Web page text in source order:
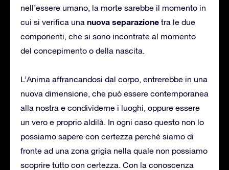
nell’essere umano, la morte sarebbe il momento in
cui si verifica una nuova separazione tra le due
componenti, che si sono incontrate al momento
del concepimento o della nascita.
L’Anima affrancandosi dal corpo, entrerebbe in una
nuova dimensione, che può essere contemporanea
alla nostra e condividerne i luoghi, oppure essere
un vero e proprio aldilà. In ogni caso questo non lo
possiamo sapere con certezza perché siamo di
fronte ad una zona grigia nella quale non possiamo
scoprire tutto con certezza. Con la conoscenza